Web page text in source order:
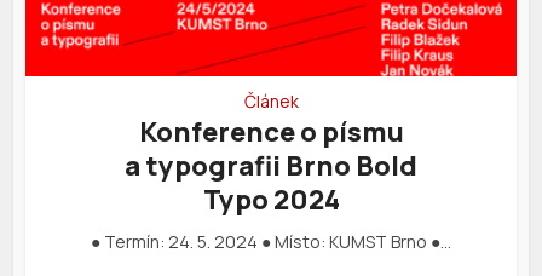
Článek
Konference o písmu
a typografii Brno Bold
Typo 2024
● Termín: 24. 5. 2024 ● Místo: KUMST Brno ●…